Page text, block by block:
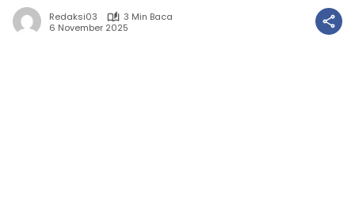
Redaksi03
3 Min Baca
6 November 2025